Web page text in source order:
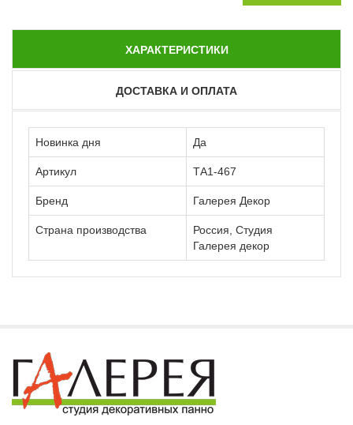
ХАРАКТЕРИСТИКИ
ДОСТАВКА И ОПЛАТА
Новинка дня Да
Артикул ТА1-467
Бренд Галерея Декор
Страна производства
Россия, Студия
Галерея декор